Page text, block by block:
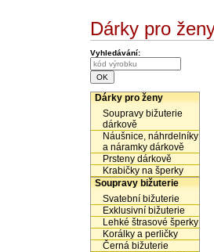
Dárky pro
Vyhledávání:
Dárky pro ženy
Soupravy bižuterie
dárkově
Náušnice, náhrdelníky
a náramky dárkově
Prsteny dárkově
Krabičky na šperky
Soupravy bižuterie
Svatební bižuterie
Exklusivní bižuterie
Lehké štrasové šperky
Korálky a perličky
Černá bižuterie